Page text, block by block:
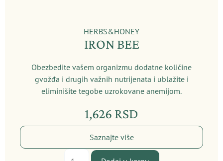
HERBS&HONEY
IRON BEE
Obezbedite vašem organizmu dodatne količine
gvožđa i drugih važnih nutrijenata i ublažite i
eliminišite tegobe uzrokovane anemijom.
1,626 RSD
Saznajte više